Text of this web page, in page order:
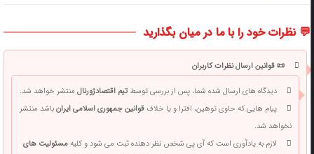
💬 نظرات خود را با ما در میان بگذارید
📜 قوانین ارسال نظرات کاربران
دیدگاه های ارسال شده شما، پس از بررسی توسطتیم اقتصادژورنالمنتشر خواهد شد.
پیام هایی که حاوی توهین، افترا و یا خلافقوانین جمهوری اسلامی ایرانباشد منتشر
نخواهد شد.
لازم به یادآوری است که آی پی شخص نظر دهنده ثبت می شود و کلیهمسئولیت های